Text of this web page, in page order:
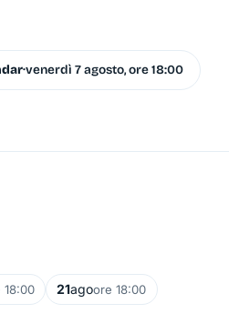
·venerdì 7 agosto, ore 18:00
18:00 21agoore 18:00